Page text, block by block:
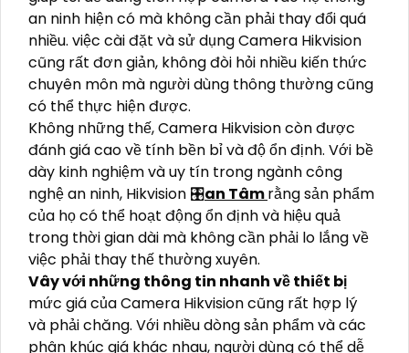
an ninh hiện có mà không cần phải thay đổi quá
nhiều. việc cài đặt và sử dụng Camera Hikvision
cũng rất đơn giản, không đòi hỏi nhiều kiến thức
chuyên môn mà người dùng thông thường cũng
có thể thực hiện được.
Không những thế, Camera Hikvision còn được
đánh giá cao về tính bền bỉ và độ ổn định. Với bề
dày kinh nghiệm và uy tín trong ngành công
nghệ an ninh, Hikvision 🎛an Tâmrằng sản phẩm
của họ có thể hoạt động ổn định và hiệu quả
trong thời gian dài mà không cần phải lo lắng về
việc phải thay thế thường xuyên.
Vây với những thông tin nhanh về thiết bị
mức giá của Camera Hikvision cũng rất hợp lý
và phải chăng. Với nhiều dòng sản phẩm và các
phân khúc giá khác nhau, người dùng có thể dễ